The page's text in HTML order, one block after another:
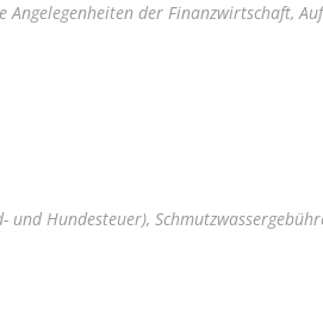
der Finanzwirtschaft,
Hundesteuer),